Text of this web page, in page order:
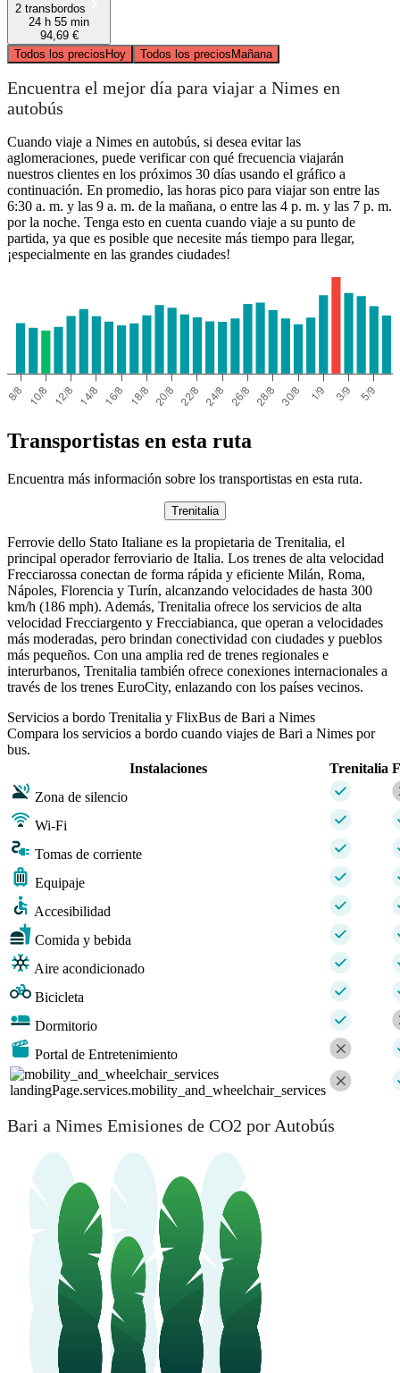
2 transbordos
24 h 55 min
94,69 €
Todos los preciosHoy Todos los preciosMañana
Encuentra el mejor día para viajar a Nimes en
autobús
Cuando viaje a Nimes en autobús, si desea evitar las
aglomeraciones, puede verificar con qué frecuencia viajarán
nuestros clientes en los próximos 30 días usando el gráfico a
continuación. En promedio, las horas pico para viajar son entre las
6:30 a. m. y las 9 a. m. de la mañana, o entre las 4 p. m. y las 7 p. m.
por la noche. Tenga esto en cuenta cuando viaje a su punto de
partida, ya que es posible que necesite más tiempo para llegar,
¡especialmente en las grandes ciudades!
Transportistas en esta ruta
Encuentra más información sobre los transportistas en esta ruta.
Trenitalia
Ferrovie dello Stato Italiane es la propietaria de Trenitalia, el
principal operador ferroviario de Italia. Los trenes de alta velocidad
Frecciarossa conectan de forma rápida y eficiente Milán, Roma,
Nápoles, Florencia y Turín, alcanzando velocidades de hasta 300
km/h (186 mph). Además, Trenitalia ofrece los servicios de alta
velocidad Frecciargento y Frecciabianca, que operan a velocidades
más moderadas, pero brindan conectividad con ciudades y pueblos
más pequeños. Con una amplia red de trenes regionales e
interurbanos, Trenitalia también ofrece conexiones internacionales a
través de los trenes EuroCity, enlazando con los países vecinos.
Servicios a bordo Trenitalia y FlixBus de Bari a Nimes
Compara los servicios a bordo cuando viajes de Bari a Nimes por
bus.
Instalaciones
Trenitalia
Zona de silencio
Wi-Fi
Tomas de corriente
Equipaje
Accesibilidad
Comida y bebida
Aire acondicionado
Bicicleta
Dormitorio
Portal de Entretenimiento
landingPage.services.mobility_and_wheelchair_services
Bari a Nimes Emisiones de CO2 por Autobús